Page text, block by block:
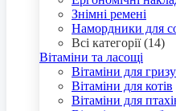
Знімні ремені
Намордники для
Всі категорії (14)
Вітаміни та ласощі
Вітаміни для
Вітаміни для котів
Вітаміни для